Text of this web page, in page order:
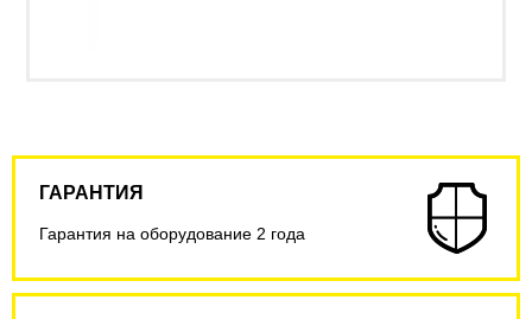
ГАРАНТИЯ
Гарантия на оборудование 2 года